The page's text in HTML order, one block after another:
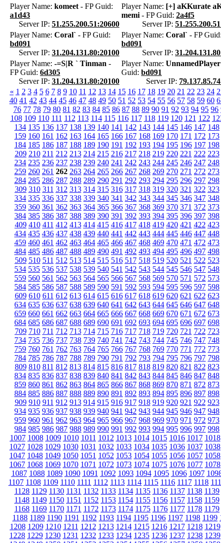
Player Name: komeet - FP Guid:
a1d43
Server IP: 51.255.200.51:20600
Player Name: [+] aKKurate
memi - FP Guid: 2a4f5
Server IP:
Player Name: Coral` - FP Guid:
bd091
Server IP: 31.204.131.80:20100
Player Name: Coral` - FP
bd091
Server IP:
Player Name: -=S|R ` Tinman -
FP Guid: 6d305
Server IP: 31.204.131.80:20100
Player Name: UnnamedPlayer
Guid: bd091
Server IP:
« 1 2 3 4 5 6 7 8 9 10 11 12 13 14 15 16 17 18 19 20 21 22 23 24
40 41 42 43 44 45 46 47 48 49 50 51 52 53 54 55 56 57 58 59 60
76 77 78 79 80 81 82 83 84 85 86 87 88 89 90 91 92 93 94 95 96
108 109 110 111 112 113 114 115 116 117 118 119 120 121 122
134 135 136 137 138 139 140 141 142 143 144 145 146 147 148
159 160 161 162 163 164 165 166 167 168 169 170 171 172 173
184 185 186 187 188 189 190 191 192 193 194 195 196 197 198
209 210 211 212 213 214 215 216 217 218 219 220 221 222 223
234 235 236 237 238 239 240 241 242 243 244 245 246 247 248
259 260 261 262 263 264 265 266 267 268 269 270 271 272 273
284 285 286 287 288 289 290 291 292 293 294 295 296 297 298
309 310 311 312 313 314 315 316 317 318 319 320 321 322 323
334 335 336 337 338 339 340 341 342 343 344 345 346 347 348
359 360 361 362 363 364 365 366 367 368 369 370 371 372 373
384 385 386 387 388 389 390 391 392 393 394 395 396 397 398
409 410 411 412 413 414 415 416 417 418 419 420 421 422 423
434 435 436 437 438 439 440 441 442 443 444 445 446 447 448
459 460 461 462 463 464 465 466 467 468 469 470 471 472 473
484 485 486 487 488 489 490 491 492 493 494 495 496 497 498
509 510 511 512 513 514 515 516 517 518 519 520 521 522 523
534 535 536 537 538 539 540 541 542 543 544 545 546 547 548
559 560 561 562 563 564 565 566 567 568 569 570 571 572 573
584 585 586 587 588 589 590 591 592 593 594 595 596 597 598
609 610 611 612 613 614 615 616 617 618 619 620 621 622 623
634 635 636 637 638 639 640 641 642 643 644 645 646 647 648
659 660 661 662 663 664 665 666 667 668 669 670 671 672 673
684 685 686 687 688 689 690 691 692 693 694 695 696 697 698
709 710 711 712 713 714 715 716 717 718 719 720 721 722 723
734 735 736 737 738 739 740 741 742 743 744 745 746 747 748
759 760 761 762 763 764 765 766 767 768 769 770 771 772 773
784 785 786 787 788 789 790 791 792 793 794 795 796 797 798
809 810 811 812 813 814 815 816 817 818 819 820 821 822 823
834 835 836 837 838 839 840 841 842 843 844 845 846 847 848
859 860 861 862 863 864 865 866 867 868 869 870 871 872 873
884 885 886 887 888 889 890 891 892 893 894 895 896 897 898
909 910 911 912 913 914 915 916 917 918 919 920 921 922 923
934 935 936 937 938 939 940 941 942 943 944 945 946 947 948
959 960 961 962 963 964 965 966 967 968 969 970 971 972 973
984 985 986 987 988 989 990 991 992 993 994 995 996 997 998
1007 1008 1009 1010 1011 1012 1013 1014 1015 1016 1017 1018
1027 1028 1029 1030 1031 1032 1033 1034 1035 1036 1037 1038
1047 1048 1049 1050 1051 1052 1053 1054 1055 1056 1057 1058
1067 1068 1069 1070 1071 1072 1073 1074 1075 1076 1077 1078
1087 1088 1089 1090 1091 1092 1093 1094 1095 1096 1097
1107 1108 1109 1110 1111 1112 1113 1114 1115 1116 1117 1118
1128 1129 1130 1131 1132 1133 1134 1135 1136 1137 1138 1139
1148 1149 1150 1151 1152 1153 1154 1155 1156 1157 1158 1159
1168 1169 1170 1171 1172 1173 1174 1175 1176 1177 1178 1179
1188 1189 1190 1191 1192 1193 1194 1195 1196 1197 1198 1199
1208 1209 1210 1211 1212 1213 1214 1215 1216 1217 1218 1219
1228 1229 1230 1231 1232 1233 1234 1235 1236 1237 1238 1239